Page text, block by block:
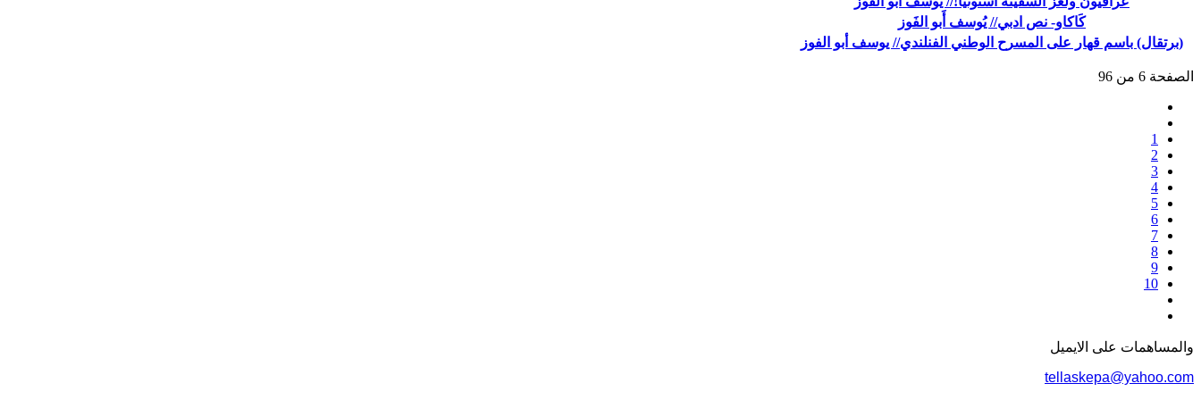
كَاكاو- نص ادبي// يُوسف أَبو الفَوز
(برتقال) باسم قهار على المسرح الوطني الفنلندي// يوسف أبو الفوز
الصفحة 6 من 96
1
2
3
4
5
6
7
8
9
10
والمساهمات علی الایمیل
tellaskepa@yahoo.com